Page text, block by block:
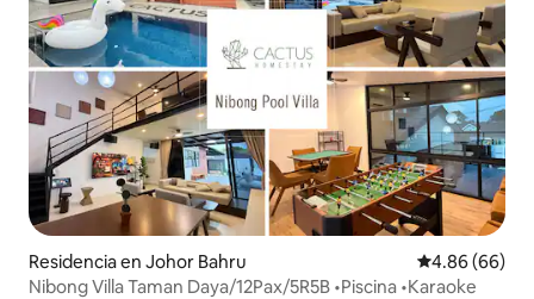
Residencia en Johor Bahru Calificación
4.86 (66)
Nibong Villa Taman Daya/12Pax/5R5B •Piscina •Karaoke